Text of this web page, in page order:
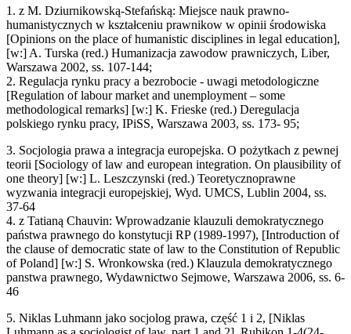
1. z M. Dziurnikowską-Stefańską: Miejsce nauk prawno-
humanistycznych w kształceniu prawnikow w opinii środowiska
[Opinions on the place of humanistic disciplines in legal education],
[w:] A. Turska (red.) Humanizacja zawodow prawniczych, Liber,
Warszawa 2002, ss. 107-144;
2. Regulacja rynku pracy a bezrobocie - uwagi metodologiczne
[Regulation of labour market and unemployment – some
methodological remarks] [w:] K. Frieske (red.) Deregulacja
polskiego rynku pracy, IPiSS, Warszawa 2003, ss. 173- 95;
3. Socjologia prawa a integracja europejska. O pożytkach z pewnej
teorii [Sociology of law and european integration. On plausibility of
one theory] [w:] L. Leszczynski (red.) Teoretycznoprawne
wyzwania integracji europejskiej, Wyd. UMCS, Lublin 2004, ss.
37-64
4. z Tatianą Chauvin: Wprowadzanie klauzuli demokratycznego
państwa prawnego do konstytucji RP (1989-1997), [Introduction of
the clause of democratic state of law to the Constitution of Republic
of Poland] [w:] S. Wronkowska (red.) Klauzula demokratycznego
panstwa prawnego, Wydawnictwo Sejmowe, Warszawa 2006, ss. 6-
46
5. Niklas Luhmann jako socjolog prawa, część 1 i 2, [Niklas